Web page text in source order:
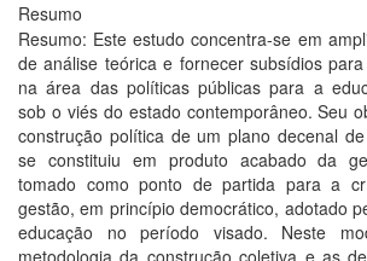
Resumo
Resumo: Este estudo concentra-se em
de análise teórica e fornecer subsídios
na área das políticas públicas para a
sob o viés do estado contemporâneo. Seu
construção política de um plano decenal
se constituiu em produto acabado da
tomado como ponto de partida para a
gestão, em princípio democrático, adotado
educação no período visado. Neste
metodologia da construção coletiva e as